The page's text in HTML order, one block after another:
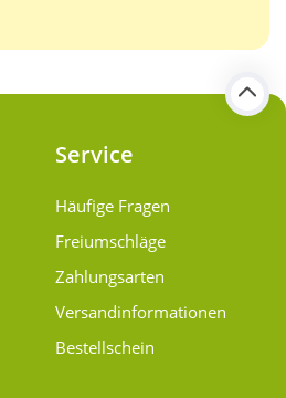
Service
Häufige Fragen
Freiumschläge
Zahlungsarten
Versand­informationen
Bestellschein